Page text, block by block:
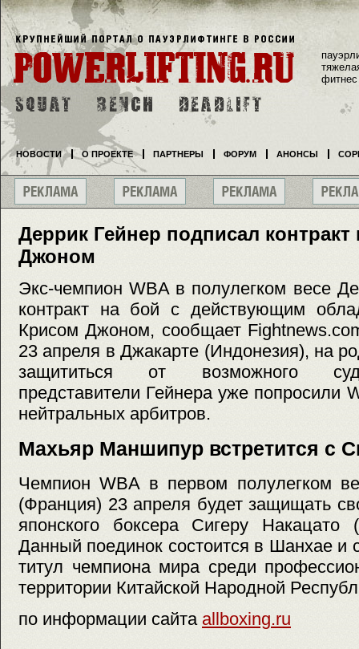
Деррик Гейнер подписал
Джоном
Экс-чемпион WBA в полулегком весе
контракт на бой с действующим
Крисом Джоном, сообщает
23 апреля в Джакарте (Индонезия), на
защититься от возможного
представители Гейнера уже попросили
нейтральных арбитров.
Махьяр Маншипур встретится с
Чемпион WBA в первом полулегком
(Франция) 23 апреля будет защищать
японского боксера Сигеру
Данный поединок состоится в Шанхае и
титул чемпиона мира среди
территории Китайской Народной
по информации сайта allboxing.ru
фитнес
НОВОСТИ О ПРОЕКТЕ ПАРТНЕРЫ ФОРУМ АНОНСЫ